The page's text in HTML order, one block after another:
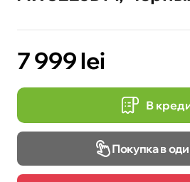
7 999 lei
В
Покупка в